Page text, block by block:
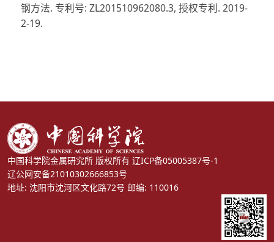
钢方法. 专利号: ZL201510962080.3, 授权专利. 2019-
2-19.
中国科学院金属研究所 版权所有 辽ICP备05005387号-1
辽公网安备21010302666853号
地址: 沈阳市沈河区文化路72号 邮编: 110016